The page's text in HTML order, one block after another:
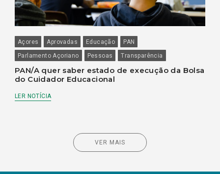
Açores Aprovadas Educação
PAN
Parlamento Açoriano
Pessoas Transparência
PAN/A quer saber estado de execução da Bolsa
do Cuidador Educacional
LER NOTÍCIA
VER MAIS